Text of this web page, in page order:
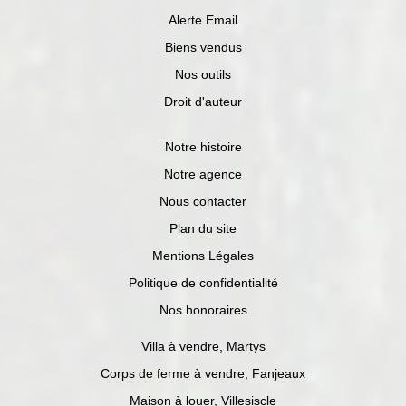
Alerte Email
Biens vendus
Nos outils
Droit d'auteur
Notre histoire
Notre agence
Nous contacter
Plan du site
Mentions Légales
Politique de confidentialité
Nos honoraires
Villa à vendre, Martys
Corps de ferme à vendre, Fanjeaux
Maison à louer, Villesiscle